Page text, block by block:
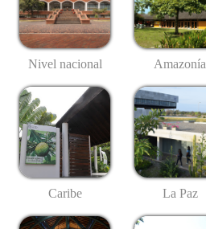
Nivel nacional Amazonía
Caribe La Paz